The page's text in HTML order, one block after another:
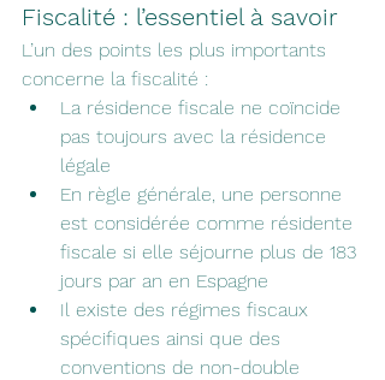
Fiscalité : l’essentiel à savoir
L’un des points les plus importants
concerne la fiscalité :
La résidence fiscale ne coïncide
pas toujours avec la résidence
légale
En règle générale, une personne
est considérée comme résidente
fiscale si elle séjourne plus de 183
jours par an en Espagne
Il existe des régimes fiscaux
spécifiques ainsi que des
conventions de non-double